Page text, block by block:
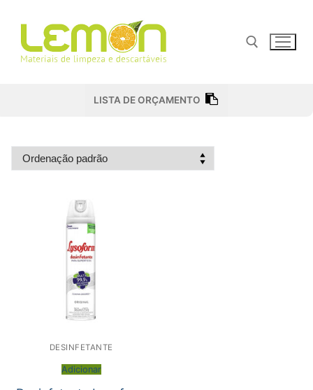
para
conteúdo
Pesquisar por:
LISTA DE ORÇAMENTO
DESINFETANTE
Adicionar